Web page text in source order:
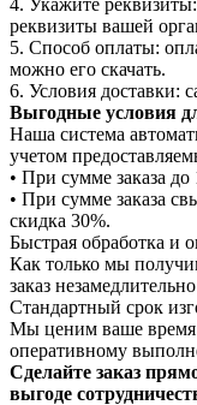
реквизиты вашей
5. Способ оплаты:
можно его скачать.
6. Условия доставки:
Выгодные условия
Наша система
учетом
• При сумме заказа до
• При сумме заказа
скидка 30%.
Быстрая обработка и
Как только мы
заказ
Стандартный срок
Мы ценим ваше время
оперативному
Сделайте заказ
выгоде